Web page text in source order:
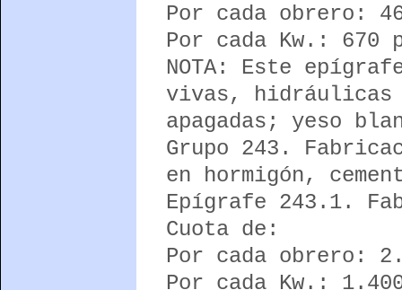
Por cada obrero:
Por cada Kw.: 670
NOTA: Este
vivas, hidráulicas
apagadas; yeso
Grupo 243.
en hormigón,
Epígrafe 243.1.
Cuota de:
Por cada obrero:
Por cada Kw.: